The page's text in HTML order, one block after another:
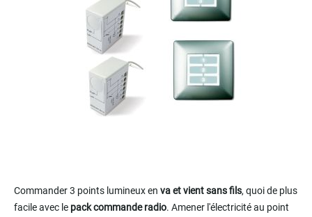
to
the
Commander 3 points lumineux en va et vient sans fils, quoi de plus
facile avec le pack commande radio. Amener l'électricité au point